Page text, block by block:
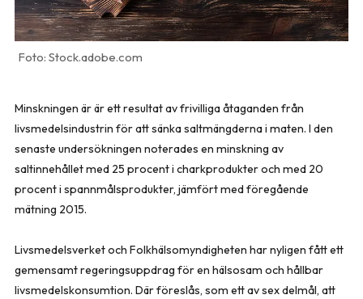
Stock.adobe.com
Minskningen är är ett resultat av frivilliga åtaganden från
livsmedelsindustrin för att sänka saltmängderna i maten. I den
senaste undersökningen noterades en minskning av
saltinnehållet med 25 procent i charkprodukter och med 20
procent i spannmålsprodukter, jämfört med föregående
mätning 2015.
Livsmedelsverket och Folkhälsomyndigheten har nyligen fått ett
gemensamt regeringsuppdrag för en hälsosam och hållbar
livsmedelskonsumtion. Där föreslås, som ett av sex delmål, att